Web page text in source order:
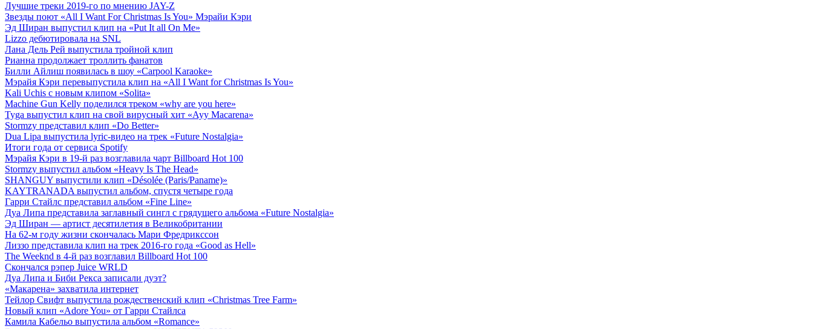
Лучшие треки 2019-го по мнению JAY-Z
Звезды поют «All I Want For Christmas Is You» Мэрайи Кэри
Эд Ширан выпустил клип на «Put It all On Me»
Lizzo дебютировала на SNL
Лана Дель Рей выпустила тройной клип
Рианна продолжает троллить фанатов
Билли Айлиш появилась в шоу «Carpool Karaoke»
Мэрайя Кэри перевыпустила клип на «All I Want for Christmas Is You»
Kali Uchis с новым клипом «Solita»
Machine Gun Kelly поделился треком «why are you here»
Tyga выпустил клип на свой вирусный хит «Ayy Macarena»
Stormzy представил клип «Do Better»
Dua Lipa выпустила lyric-видео на трек «Future Nostalgia»
Итоги года от сервиса Spotify
Мэрайя Кэри в 19-й раз возглавила чарт Billboard Hot 100
Stormzy выпустил альбом «Heavy Is The Head»
SHANGUY выпустили клип «Désolée (Paris/Paname)»
KAYTRANADA выпустил альбом, спустя четыре года
Гарри Стайлс представил альбом «Fine Line»
Дуа Липа представила заглавный сингл с грядущего альбома «Future Nostalgia»
Эд Ширан — артист десятилетия в Великобритании
На 62-м году жизни скончалась Мари Фредрикссон
Лиззо представила клип на трек 2016-го года «Good as Hell»
The Weeknd в 4-й раз возглавил Billboard Hot 100
Скончался рэпер Juice WRLD
Дуа Липа и Биби Рекса записали дуэт?
«Макарена» захватила интернет
Тейлор Свифт выпустила рождественский клип «Christmas Tree Farm»
Новый клип «Adore You» от Гарри Стайлса
Камила Кабельо выпустила альбом «Romance»